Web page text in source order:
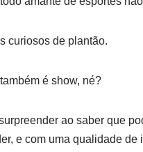
curiosos de plantão.
é show, né?
ao saber que
e com uma qualidade